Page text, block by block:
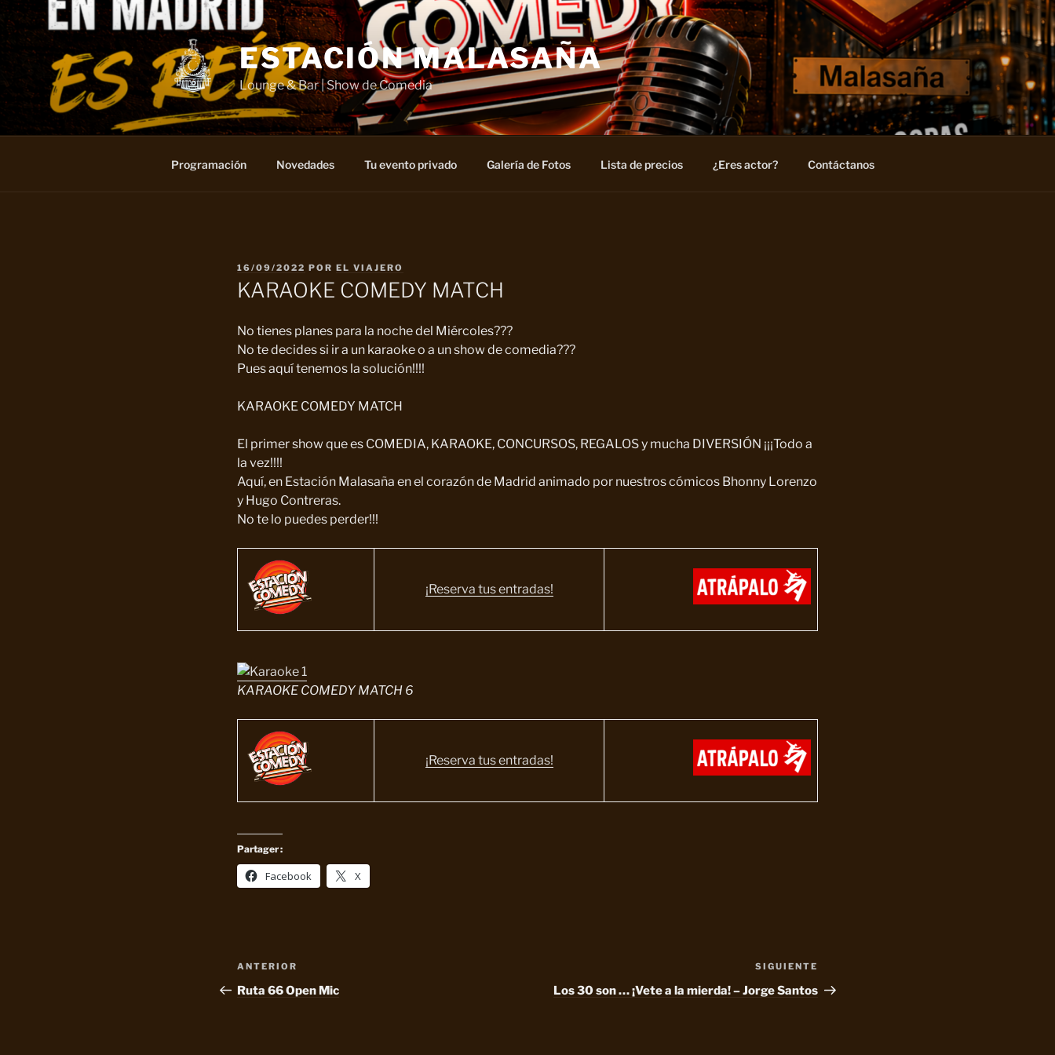
Saltar
al
contenido
ESTACIÓN MALASAÑA
Lounge & Bar | Show de Comedia
Programación Novedades Tu evento privado Galería de Fotos Lista de precios ¿Eres actor? Contáctanos
PUBLICADO
EL
16/09/2022 POR EL VIAJERO
KARAOKE COMEDY MATCH
No tienes planes para la noche del Miércoles???
No te decides si ir a un karaoke o a un show de comedia???
Pues aquí tenemos la solución!!!!
KARAOKE COMEDY MATCH
El primer show que es COMEDIA, KARAOKE, CONCURSOS, REGALOS y mucha DIVERSIÓN ¡¡¡Todo a
la vez!!!!
Aquí, en Estación Malasaña en el corazón de Madrid animado por nuestros cómicos Bhonny Lorenzo
y Hugo Contreras.
No te lo puedes perder!!!
¡Reserva tus entradas!
KARAOKE COMEDY MATCH 6
¡Reserva tus entradas!
Partager :
Facebook X
Navegación
de
Entrada
anterior:
ANTERIOR
Ruta 66 Open Mic
entrada
SIGUIENTE
Los 30 son … ¡Vete a la mierda! – Jorge Santos